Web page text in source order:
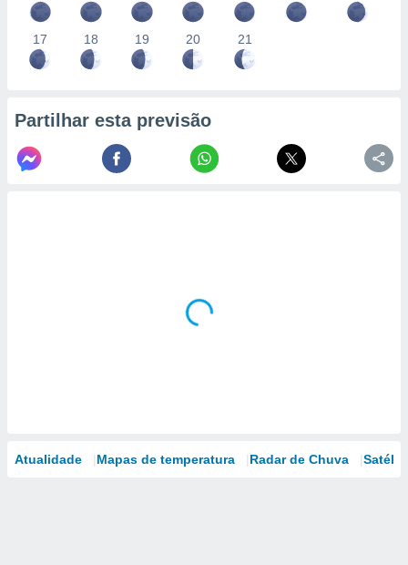
17 18 19 20 21
Partilhar esta previsão
Atualidade Mapas de temperatura Radar de Chuva